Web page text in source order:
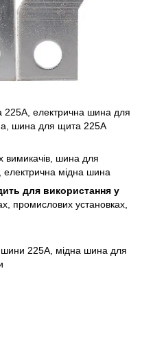
електрична шина для
шина для щита 225А
вимикачів, шина для
електрична мідна шина
для використання у
промислових установках,
шини 225А, мідна шина для